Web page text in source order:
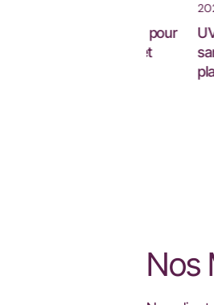
2025.10.10
UVP4606
sans
Nos